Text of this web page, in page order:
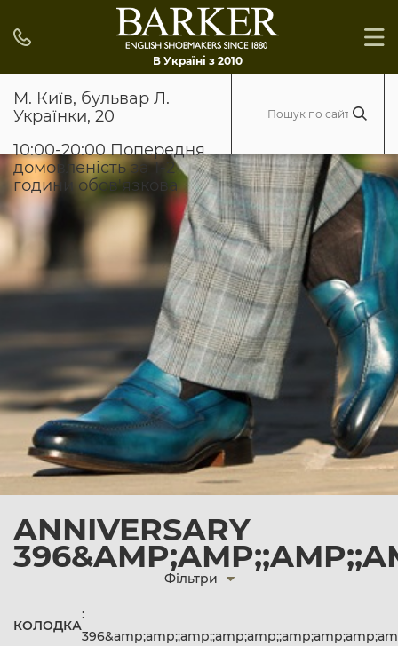
В Україні з 2010
М. Київ, бульвар Л.
Українки, 20
10:00-20:00 Попередня
домовленість за 1-2
години обов'язкова
ANNIVERSARY
Фільтри
КОЛОДКА
: